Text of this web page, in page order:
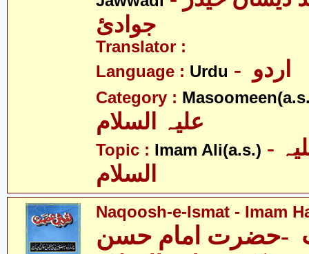
جوادئ
Translator :
Language : Urdu
Category :
Topic : Imam Ali(a.s.) - امام علی علیہ
السلام
Naqoosh-e-Ismat - Imam
-حضرت امام حسن